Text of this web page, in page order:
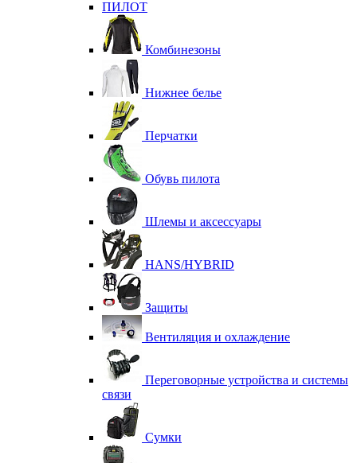
ПИЛОТ
Комбинезоны
Нижнее белье
Перчатки
Обувь пилота
Шлемы и аксессуары
HANS/HYBRID
Защиты
Вентиляция и охлаждение
Переговорные устройства и системы
связи
Сумки